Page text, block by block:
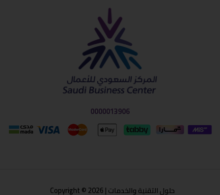
0000013906
حلول التقنية والخدمات | Copyright © 2026